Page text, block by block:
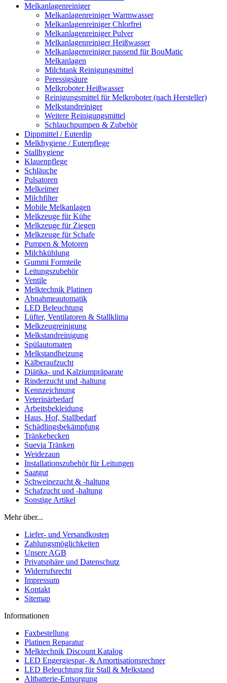
Melkanlagenreiniger
Melkanlagenreiniger Warmwasser
Melkanlagenreiniger Chlorfrei
Melkanlagenreiniger Pulver
Melkanlagenreiniger Heißwasser
Melkanlagenreiniger passend für BouMatic
Melkanlagen
Milchtank Reinigungsmittel
Peressigsäure
Melkroboter Heißwasser
Reinigungsmittel für Melkroboter (nach Hersteller)
Melkstandreiniger
Weitere Reinigungsmittel
Schlauchpumpen & Zubehör
Dippmittel / Euterdip
Melkhygiene / Euterpflege
Stallhygiene
Klauenpflege
Schläuche
Pulsatoren
Melkeimer
Milchfilter
Mobile Melkanlagen
Melkzeuge für Kühe
Melkzeuge für Ziegen
Melkzeuge für Schafe
Pumpen & Motoren
Milchkühlung
Gummi Formteile
Leitungszubehör
Ventile
Melktechnik Platinen
Abnahmeautomatik
LED Beleuchtung
Lüfter, Ventilatoren & Stallklima
Melkzeugreinigung
Melkstandreinigung
Spülautomaten
Melkstandheizung
Kälberaufzucht
Diätika- und Kalziumpräparate
Rinderzucht und -haltung
Kennzeichnung
Veterinärbedarf
Arbeitsbekleidung
Haus, Hof, Stallbedarf
Schädlingsbekämpfung
Tränkebecken
Suevia Tränken
Weidezaun
Installationszubehör für Leitungen
Saatgut
Schweinezucht & -haltung
Schafzucht und -haltung
Sonstige Artikel
Mehr über...
Liefer- und Versandkosten
Zahlungsmöglichkeiten
Unsere AGB
Privatsphäre und Datenschutz
Widerrufsrecht
Impressum
Kontakt
Sitemap
Informationen
Faxbestellung
Platinen Reparatur
Melktechnik Discount Katalog
LED Engergiespar- & Amortisationsrechner
LED Beleuchtung für Stall & Melkstand
Altbatterie-Entsorgung